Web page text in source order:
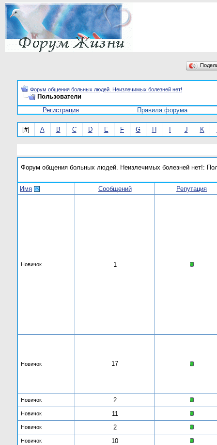
Форум общения больных людей. Неизлечимых болезней нет!
Пользователи
Регистрация
Правила форума
[#] A B C D E F G H J K
Форум общения больных людей. Неизлечимых болезней нет!:
Имя Сообщений Репутация
Новичок 1
Новичок 17
Новичок 2
Новичок 11
Новичок 2
Новичок 10